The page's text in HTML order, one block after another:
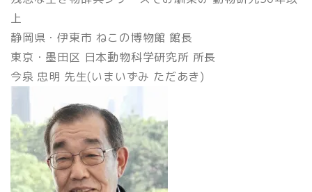
上
静岡県・伊東市 ねこの博物館 館長
東京・墨田区 日本動物科学研究所 所長
今泉 忠明 先生(いまいずみ ただあき)